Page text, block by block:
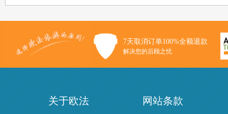
7天取消订单100%全额退款
解决您的后顾之忧
关于欧法 网站条款